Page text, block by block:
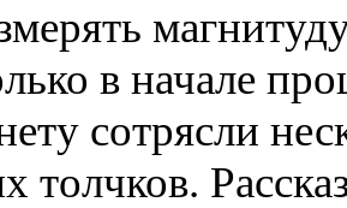
в начале
сотрясли
толчков.